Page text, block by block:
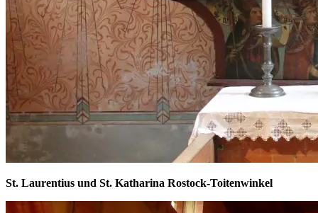
St. Laurentius und St. Katharina Rostock-Toitenwinkel